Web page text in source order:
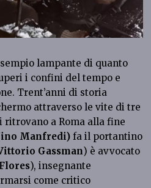
lampante di quanto
i confini del tempo e
Trent’anni di storia
attraverso le vite di tre
a Roma alla fine
Manfredi) fa il portantino
Gassman) è avvocato
), insegnante
come critico